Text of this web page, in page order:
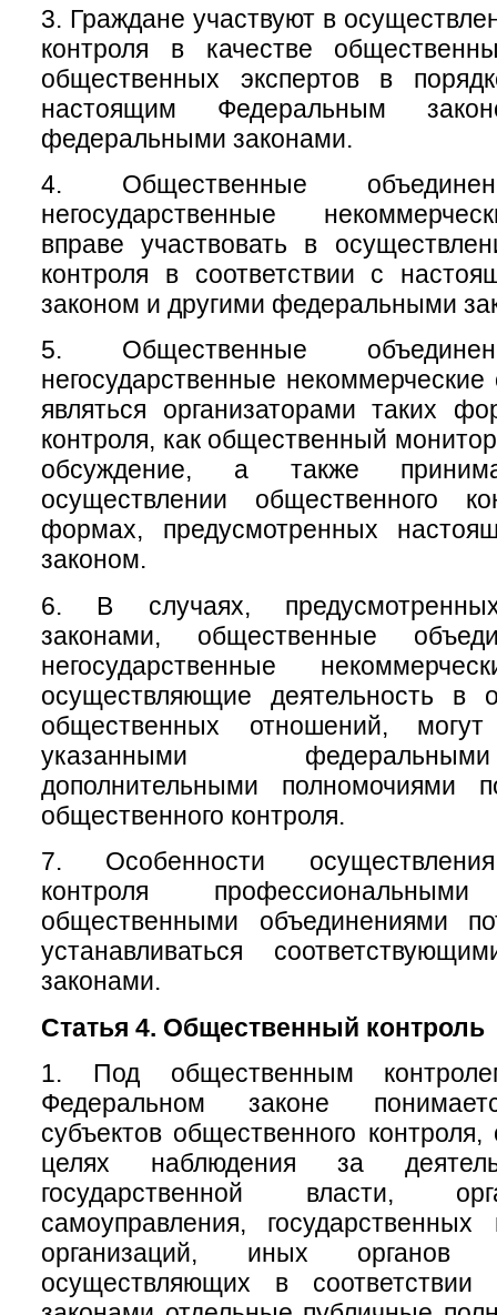
3. Граждане участвуют в
контроля в качестве
общественных экспертов в
настоящим Федеральным
федеральными законами.
4. Общественные
негосударственные
вправе участвовать в
контроля в соответствии с
законом и другими федеральными
5. Общественные
негосударственные некоммерческие
являться организаторами таких
контроля, как общественный
обсуждение, а также
осуществлении общественного
формах, предусмотренных
законом.
6. В случаях,
законами, общественные
негосударственные
осуществляющие деятельность в
общественных отношений,
указанными
дополнительными полномочиями
общественного контроля.
7. Особенности
контроля
общественными объединениями
устанавливаться
законами.
Статья 4. Общественный контроль
1. Под общественным
Федеральном законе
субъектов общественного
целях наблюдения за
государственной власти,
самоуправления,
организаций, иных органов
осуществляющих в